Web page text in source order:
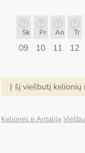
09
Sk
10
Pr
11
An
12
Tr
Į šį viešbutį kelionių
Kelionės в Antalija